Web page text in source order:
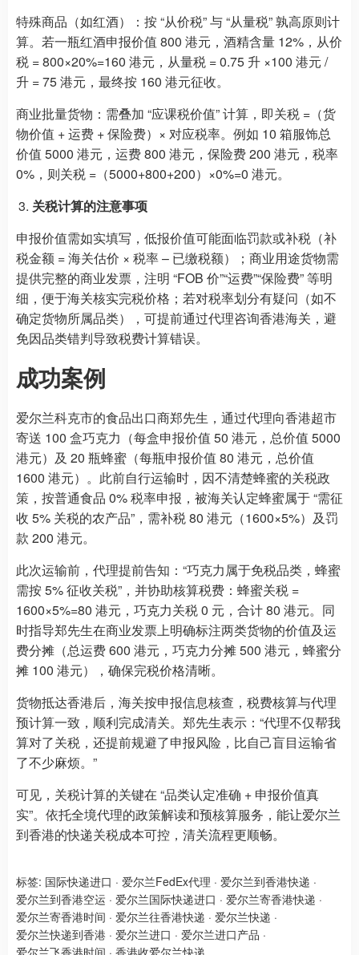
特殊商品（如红酒）：按 “从价税” 与 “从量税” 孰高原则计
算。若一瓶红酒申报价值 800 港元，酒精含量 12%，从价
税 = 800×20%=160 港元，从量税 = 0.75 升 ×100 港元 /
升 = 75 港元，最终按 160 港元征收。
商业批量货物：需叠加 “应课税价值” 计算，即关税 =（货
物价值 + 运费 + 保险费）× 对应税率。例如 10 箱服饰总
价值 5000 港元，运费 800 港元，保险费 200 港元，税率
0%，则关税 =（5000+800+200）×0%=0 港元。
关税计算的注意事项
申报价值需如实填写，低报价值可能面临罚款或补税（补
税金额 = 海关估价 × 税率 – 已缴税额）；商业用途货物需
提供完整的商业发票，注明 “FOB 价”“运费”“保险费” 等明
细，便于海关核实完税价格；若对税率划分有疑问（如不
确定货物所属品类），可提前通过代理咨询香港海关，避
免因品类错判导致税费计算错误。
成功案例
爱尔兰科克市的食品出口商郑先生，通过代理向香港超市
寄送 100 盒巧克力（每盒申报价值 50 港元，总价值 5000
港元）及 20 瓶蜂蜜（每瓶申报价值 80 港元，总价值
1600 港元）。此前自行运输时，因不清楚蜂蜜的关税政
策，按普通食品 0% 税率申报，被海关认定蜂蜜属于 “需征
收 5% 关税的农产品”，需补税 80 港元（1600×5%）及罚
款 200 港元。
此次运输前，代理提前告知：“巧克力属于免税品类，蜂蜜
需按 5% 征收关税”，并协助核算税费：蜂蜜关税 =
1600×5%=80 港元，巧克力关税 0 元，合计 80 港元。同
时指导郑先生在商业发票上明确标注两类货物的价值及运
费分摊（总运费 600 港元，巧克力分摊 500 港元，蜂蜜分
摊 100 港元），确保完税价格清晰。
货物抵达香港后，海关按申报信息核查，税费核算与代理
预计算一致，顺利完成清关。郑先生表示：“代理不仅帮我
算对了关税，还提前规避了申报风险，比自己盲目运输省
了不少麻烦。”
可见，关税计算的关键在 “品类认定准确 + 申报价值真
实”。依托全境代理的政策解读和预核算服务，能让爱尔兰
到香港的快递关税成本可控，清关流程更顺畅。
标签: 国际快递进口 · 爱尔兰FedEx代理 · 爱尔兰到香港快递 ·
爱尔兰到香港空运 · 爱尔兰国际快递进口 · 爱尔兰寄香港快递 ·
爱尔兰寄香港时间 · 爱尔兰往香港快递 · 爱尔兰快递 ·
爱尔兰快递到香港 · 爱尔兰进口 · 爱尔兰进口产品 ·
爱尔兰飞香港时间 · 香港收爱尔兰快递